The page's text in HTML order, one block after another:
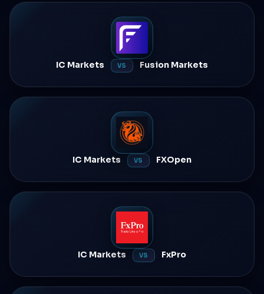
IC Markets VS Fusion Markets
IC Markets VS FXOpen
IC Markets VS FxPro